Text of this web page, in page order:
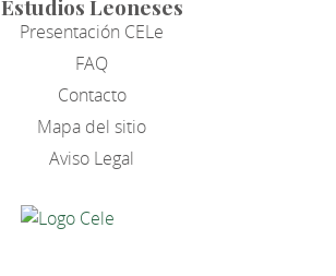
Estudios Leoneses
Presentación CELe
FAQ
Contacto
Mapa del sitio
Aviso Legal